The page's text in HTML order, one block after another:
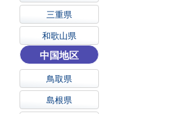
三重県
和歌山県
中国地区
鳥取県
島根県